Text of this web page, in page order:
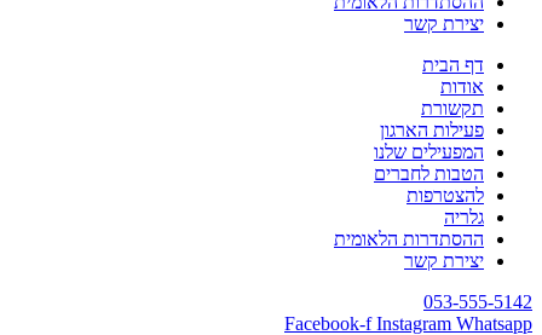
יצירת קשר
דף הבית
אודות
תקשורת
פעילות הארגון
המפעילים שלנו
הטבות לחברים
להצטרפות
גלריה
ההסתדרות הלאומית
יצירת קשר
053-555-5142
Facebook-f Instagram Whatsapp